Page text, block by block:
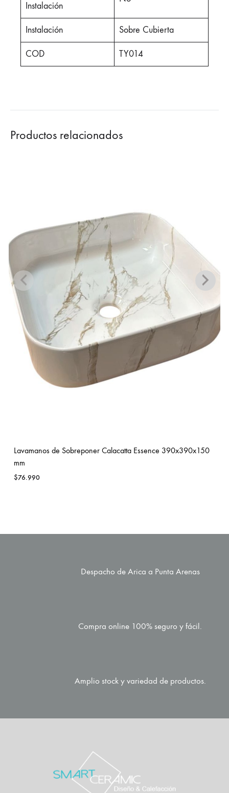
Instalación
Instalación Sobre Cubierta
COD TY014
Productos relacionados
Lavamanos de Sobreponer Calacatta Essence 390x390x150
mm
$76.990
Despacho de Arica a Punta Arenas
Compra online 100% seguro y fácil.
Amplio stock y variedad de productos.